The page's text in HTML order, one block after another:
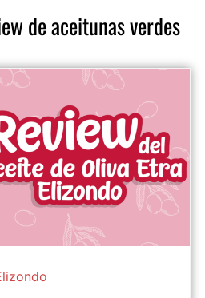
de aceitunas verdes